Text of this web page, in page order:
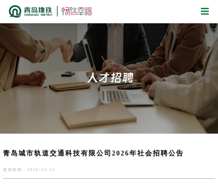
青岛城市轨道交通科技有限公司2026年社会招聘公告
发表时间：2026-03-12